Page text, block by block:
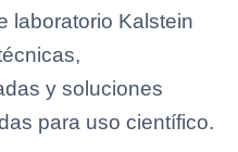
laboratorio Kalstein
y soluciones
para uso científico.